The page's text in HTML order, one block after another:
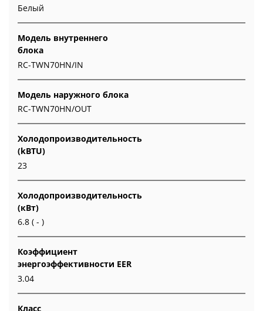
Белый
Модель внутреннего
блока
RC-TWN70HN/IN
Модель наружного блока
RC-TWN70HN/OUT
Холодопроизводительность
(kBTU)
23
Холодопроизводительность
(кВт)
6.8 ( - )
Коэффициент
энергоэффективности EER
3.04
Класс